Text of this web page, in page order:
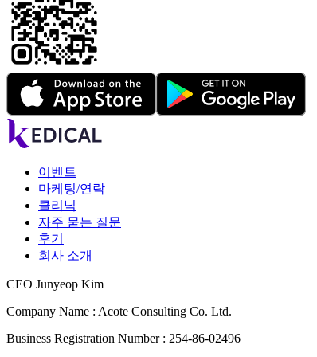
이벤트
마케팅/연락
클리닉
자주 묻는 질문
후기
회사 소개
CEO Junyeop Kim
Company Name : Acote Consulting Co. Ltd.
Business Registration Number : 254-86-02496